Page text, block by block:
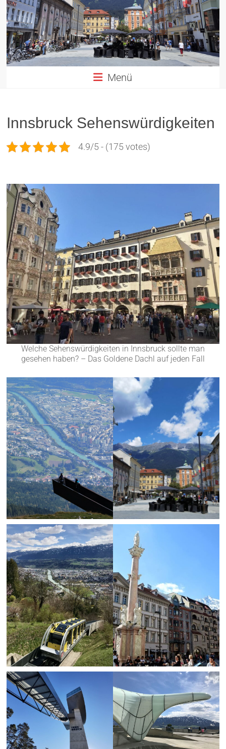
Altstadt
Innsbruck
in
TIROL
Menü
Innsbruck Sehenswürdigkeiten
4.9/5 - (175 votes)
Welche Sehenswürdigkeiten in Innsbruck sollte man
gesehen haben? – Das Goldene Dachl auf jeden Fall